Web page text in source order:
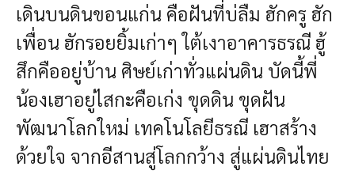
เดินบนดินขอนแก่น คือฝันที่บ่ลืม ฮักครู ฮัก
เพื่อน ฮักรอยยิ้มเก่าๆ ใต้เงาอาคารธรณี ฮู้
สึกคืออยู่บ้าน ศิษย์เก่าทั่วแผ่นดิน บัดนี้พี่
น้องเฮาอยู่ไสกะคือเก่ง ขุดดิน ขุดฝัน
พัฒนาโลกใหม่ เทคโนโลยีธรณี เฮาสร้าง
ด้วยใจ จากอีสานสู่โลกกว้าง สู่แผ่นดินไทย